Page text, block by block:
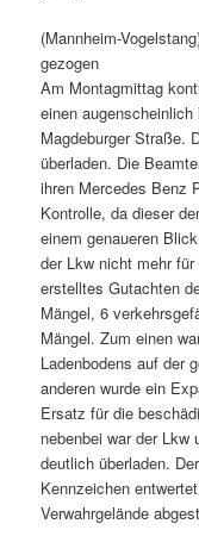
(Mannheim-
gezogen
Am Montagmittag
einen
Magdeburger Straße.
überladen. Die
ihren Mercedes Benz
Kontrolle, da dieser
einem genaueren
der Lkw nicht mehr
erstelltes Gutachten
Mängel, 6
Mängel. Zum einen
Ladenbodens auf der
anderen wurde ein
Ersatz für die
nebenbei war der Lkw
deutlich überladen.
Kennzeichen
Verwahrgelände